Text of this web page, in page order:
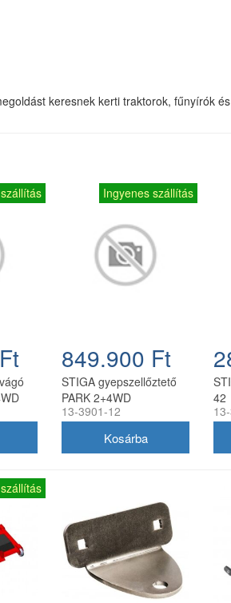
keresnek kerti traktorok, fűnyírók
Ingyenes szállítás
849.900 Ft
STIGA gyepszellőztető
PARK 2+4WD
frontkaszás fűnyíró
magasság állítással)
13-3901-12
42